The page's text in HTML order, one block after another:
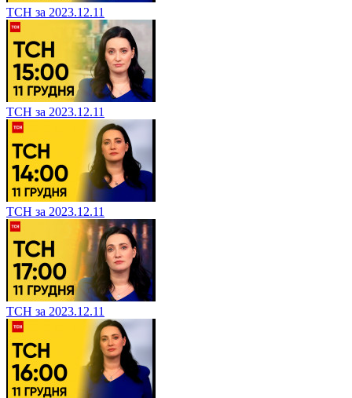
ТСН за 2023.12.11
ТСН за 2023.12.11
ТСН за 2023.12.11
ТСН за 2023.12.11